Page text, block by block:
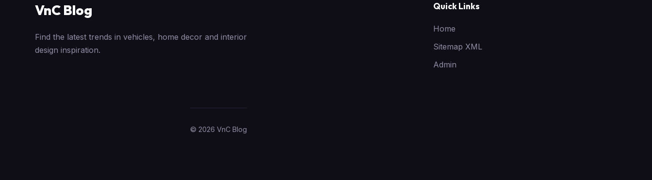
VnC Blog
Find the latest trends in vehicles, home decor and interior
design inspiration.
Quick Links
Home
Sitemap XML
Admin
© 2026 VnC Blog